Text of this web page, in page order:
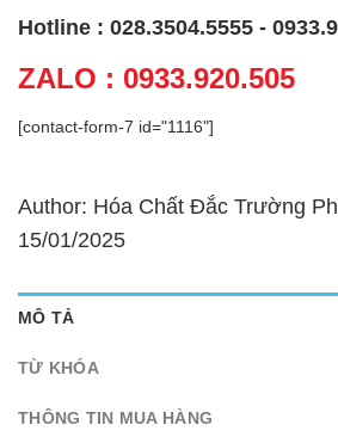
Hotline : 028.3504.5555 -
ZALO : 0933.920.505
[contact-form-7 id="1116"]
Author: Hóa Chất Đắc Trường
15/01/2025
MÔ TẢ
TỪ KHÓA
THÔNG TIN MUA HÀNG